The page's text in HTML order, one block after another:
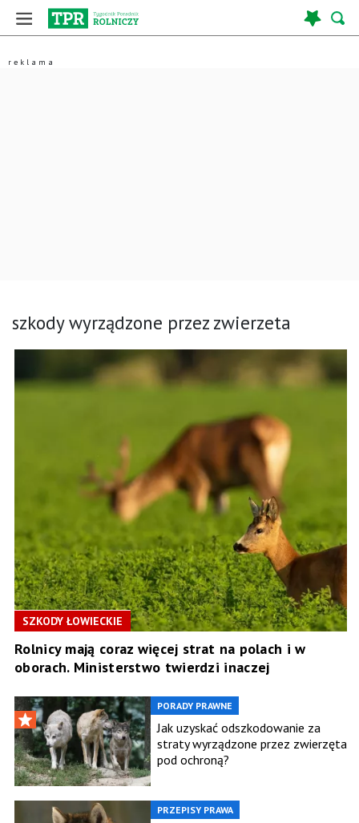
szkody wyrządzone przez zwierzeta
SZKODY ŁOWIECKIE
Rolnicy mają coraz więcej strat na polach i w
oborach. Ministerstwo twierdzi inaczej
PORADY PRAWNE
Jak uzyskać odszkodowanie za
straty wyrządzone przez zwierzęta
pod ochroną?
PRZEPISY PRAWA